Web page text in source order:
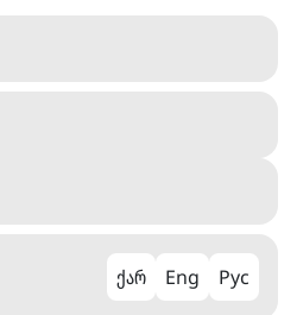
ქარ Eng Рус